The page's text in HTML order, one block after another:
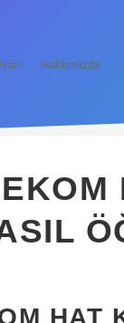
Hakkımızda
HAT